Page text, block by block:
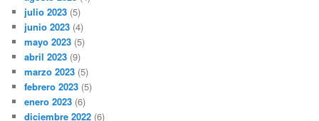
julio 2023 (5)
junio 2023 (4)
mayo 2023 (5)
abril 2023 (9)
marzo 2023 (5)
febrero 2023 (5)
enero 2023 (6)
diciembre 2022 (6)